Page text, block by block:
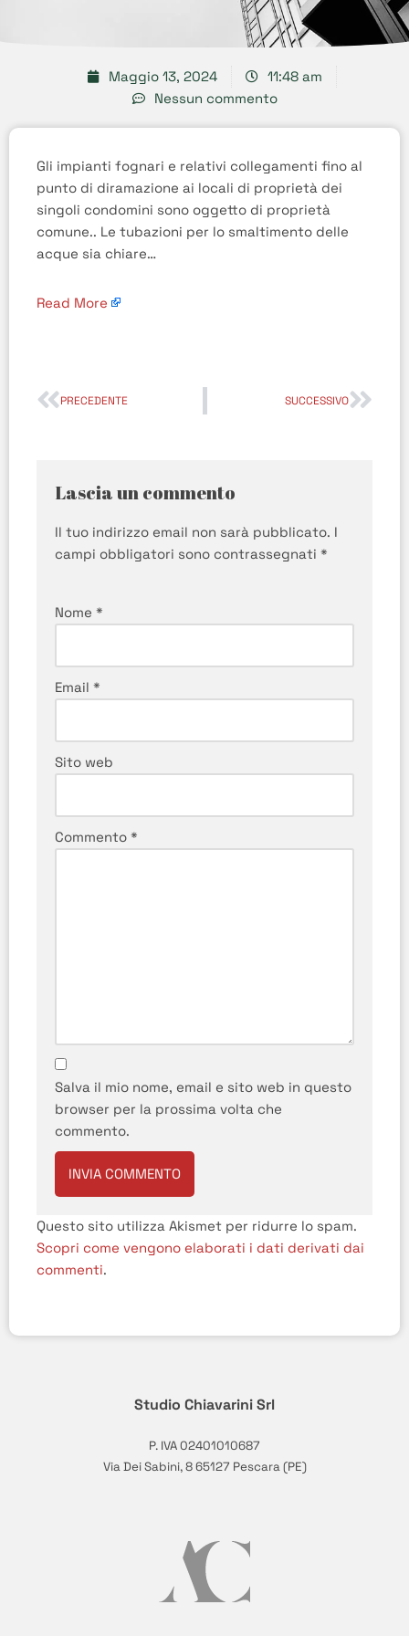
Maggio 13, 2024
11:48 am
Nessun commento
Gli impianti fognari e relativi collegamenti fino al
punto di diramazione ai locali di proprietà dei
singoli condomini sono oggetto di proprietà
comune.. Le tubazioni per lo smaltimento delle
acque sia chiare…
Read More
PRECEDENTE SUCCESSIVO
Lascia un commento
Il tuo indirizzo email non sarà pubblicato. I
campi obbligatori sono contrassegnati *
Nome *
Email *
Sito web
Commento *
Salva il mio nome, email e sito web in questo
browser per la prossima volta che
commento.
Questo sito utilizza Akismet per ridurre lo spam.
Scopri come vengono elaborati i dati derivati dai
commenti.
Studio Chiavarini Srl
P. IVA 02401010687
Via Dei Sabini, 8 65127 Pescara (PE)